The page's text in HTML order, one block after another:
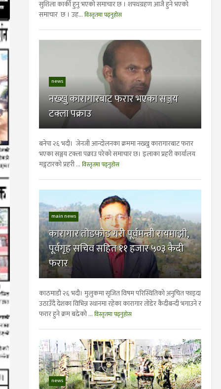
सुशिला कार्की हुनु भएकाे समाचार छ । शपथग्रहण आजै हुने भएको
समाचार छ । उह... विस्तृतमा पढ्नुहोस
news
नख्खु कारागारबाट फरार भएका सञ्जय
टक्ला पक्राउ
बनेपा २६ भदौ। जेनजी आन्दोलनका क्रममा नख्खु कारागारबाट फरार
भएका सञ्जय टक्ला पक्राउ परेकाे समाचार छ। इलाका प्रहरी कार्यालय
मङ्गटारको प्रहरी ... विस्तृतमा पढ्नुहोस
main news
कारागार तोडफोड गरी पूर्वमन्त्री रायमाझी,
पूर्वगृह सचिव सहित ११ हजार ५०३ कैदी
फरार
काठमाडौ २६ भदौ। मुलुकमा सृजित विषम परिस्थितिको अनुचित फाइदा
उठाउँदै देशका विभिन्न स्थानमा रहेका कारागार तोडेर कैदीबन्दी भगाउने र
फरार हुने क्रम बढेको ... विस्तृतमा पढ्नुहोस
news